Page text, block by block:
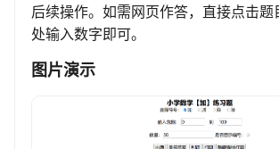
后续操作。如需网页作答，直接点击题
处输入数字即可。
图片演示